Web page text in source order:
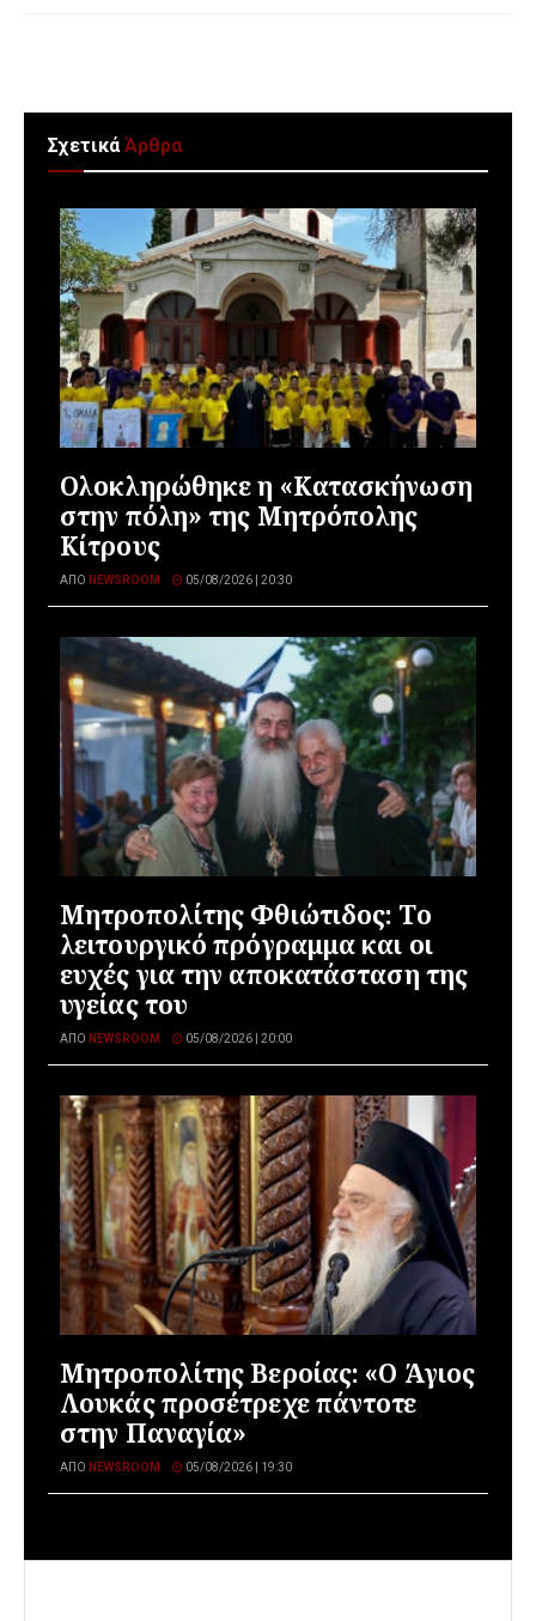
ΣχετικάΆρθρα
Ολοκληρώθηκε η «Κατασκήνωση
στην πόλη» της Μητρόπολης
Κίτρους
ΑΠΌ NEWSROOM 05/08/2026 | 20:30
Μητροπολίτης Φθιώτιδος: Το
λειτουργικό πρόγραμμα και οι
ευχές για την αποκατάσταση της
υγείας του
ΑΠΌ NEWSROOM 05/08/2026 | 20:00
Μητροπολίτης Βεροίας: «Ο Άγιος
Λουκάς προσέτρεχε πάντοτε
στην Παναγία»
ΑΠΌ NEWSROOM 05/08/2026 | 19:30